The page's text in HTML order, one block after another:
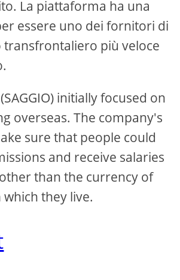
La piattaforma ha una
essere uno dei fornitori di
più veloce
initially focused on
overseas. The company's
sure that people could
and receive salaries
than the currency of
they live.